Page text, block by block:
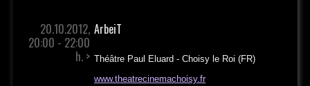
20.10.2012,
20:00 - 22:00
h. >
ArbeiT
Théâtre Paul Eluard - Choisy le Roi (FR)
www.theatrecinemachoisy.fr